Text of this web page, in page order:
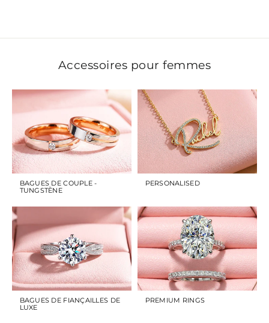
Accessoires pour femmes
BAGUES DE COUPLE -
TUNGSTÈNE
PERSONALISED
BAGUES DE FIANÇAILLES DE
LUXE
PREMIUM RINGS